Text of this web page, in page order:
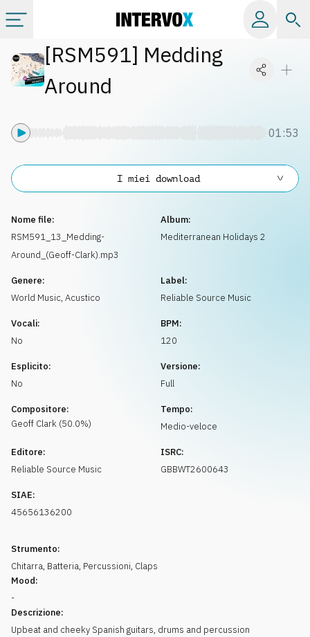
Categorie
[RSM591] Medding
Around
01:53
Nome file:
RSM591_13_Medding-
Around_(Geoff-Clark).mp3
Album:
Mediterranean Holidays 2
Genere:
World Music, Acustico
Label:
Reliable Source Music
Vocali:
No
BPM:
120
Esplicito:
No
Versione:
Full
Compositore:
Geoff Clark (50.0%)
Tempo:
Medio-veloce
Editore:
Reliable Source Music
ISRC:
GBBWT2600643
SIAE:
45656136200
Strumento:
Chitarra, Batteria, Percussioni, Claps
Mood:
-
Descrizione:
Upbeat and cheeky Spanish guitars, drums and percussion
I miei download